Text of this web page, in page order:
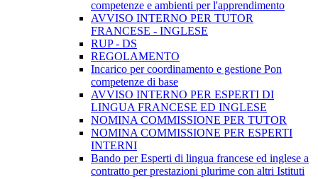
competenze e ambienti per l'apprendimento
AVVISO INTERNO PER TUTOR
FRANCESE - INGLESE
RUP - DS
REGOLAMENTO
Incarico per coordinamento e gestione Pon
competenze di base
AVVISO INTERNO PER ESPERTI DI
LINGUA FRANCESE ED INGLESE
NOMINA COMMISSIONE PER TUTOR
NOMINA COMMISSIONE PER ESPERTI
INTERNI
Bando per Esperti di lingua francese ed inglese a
contratto per prestazioni plurime con altri Istituti